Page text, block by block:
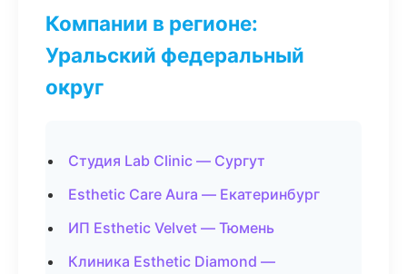
Компании в регионе:
Уральский федеральный
округ
Студия Lab Clinic — Сургут
Esthetic Care Aura — Екатеринбург
ИП Esthetic Velvet — Тюмень
Клиника Esthetic Diamond —